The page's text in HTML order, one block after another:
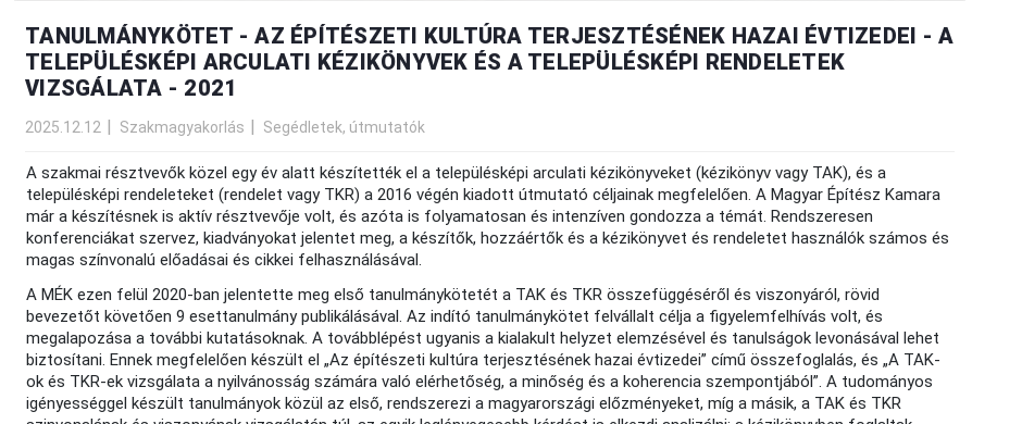
TANULMÁNYKÖTET - AZ ÉPÍTÉSZETI KULTÚRA TERJESZTÉSÉNEK HAZAI ÉVTIZEDEI - A
TELEPÜLÉSKÉPI ARCULATI KÉZIKÖNYVEK ÉS A TELEPÜLÉSKÉPI RENDELETEK
VIZSGÁLATA - 2021
2025.12.12 Szakmagyakorlás Segédletek, útmutatók
A szakmai résztvevők közel egy év alatt készítették el a településképi arculati kézikönyveket (kézikönyv vagy TAK), és a
településképi rendeleteket (rendelet vagy TKR) a 2016 végén kiadott útmutató céljainak megfelelően. A Magyar Építész Kamara
már a készítésnek is aktív résztvevője volt, és azóta is folyamatosan és intenzíven gondozza a témát. Rendszeresen
konferenciákat szervez, kiadványokat jelentet meg, a készítők, hozzáértők és a kézikönyvet és rendeletet használók számos és
magas színvonalú előadásai és cikkei felhasználásával.
A MÉK ezen felül 2020-ban jelentette meg első tanulmánykötetét a TAK és TKR összefüggéséről és viszonyáról, rövid
bevezetőt követően 9 esettanulmány publikálásával. Az indító tanulmánykötet felvállalt célja a figyelemfelhívás volt, és
megalapozása a további kutatásoknak. A továbblépést ugyanis a kialakult helyzet elemzésével és tanulságok levonásával lehet
biztosítani. Ennek megfelelően készült el „Az építészeti kultúra terjesztésének hazai évtizedei” című összefoglalás, és „A TAK-
ok és TKR-ek vizsgálata a nyilvánosság számára való elérhetőség, a minőség és a koherencia szempontjából”. A tudományos
igényességgel készült tanulmányok közül az első, rendszerezi a magyarországi előzményeket, míg a másik, a TAK és TKR